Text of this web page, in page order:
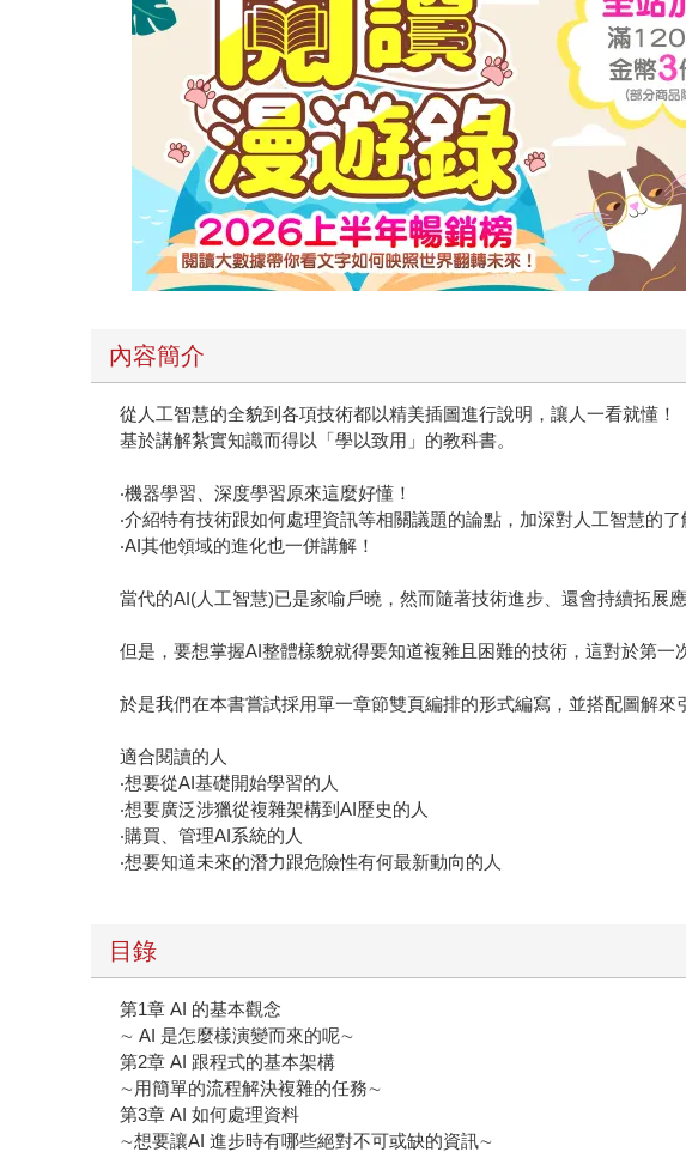
內容簡介
從人工智慧的全貌到各項技術都以精美插圖進行說明，讓人一看就懂！
基於講解紮實知識而得以「學以致用」的教科書。
‧機器學習、深度學習原來這麼好懂！
‧介紹特有技術跟如何處理資訊等相關議題的論點，加深對人工智慧的了
‧AI其他領域的進化也一併講解！
當代的AI(人工智慧)已是家喻戶曉，然而隨著技術進步、還會持續拓展
但是，要想掌握AI整體樣貌就得要知道複雜且困難的技術，這對於第一
於是我們在本書嘗試採用單一章節雙頁編排的形式編寫，並搭配圖解來
適合閱讀的人
‧想要從AI基礎開始學習的人
‧想要廣泛涉獵從複雜架構到AI歷史的人
‧購買、管理AI系統的人
‧想要知道未來的潛力跟危險性有何最新動向的人
目錄
第1章 AI 的基本觀念
∼ AI 是怎麼樣演變而來的呢∼
第2章 AI 跟程式的基本架構
∼用簡單的流程解決複雜的任務∼
第3章 AI 如何處理資料
∼想要讓AI 進步時有哪些絕對不可或缺的資訊∼